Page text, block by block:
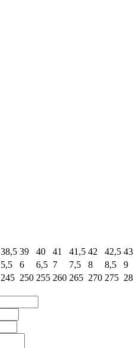
38,5 39 40 41 41,5 42 42,5 43
5,5 6 6,5 7 7,5 8 8,5
9
245 250 255 260 265 270 275